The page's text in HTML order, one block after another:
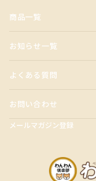
商品一覧
お知らせ一覧
よくある質問
お問い合わせ
メールマガジン登録